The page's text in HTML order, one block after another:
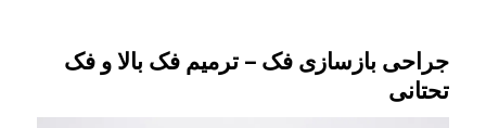
جراحی بازسازی فک – ترمیم فک بالا و فک
تحتانی